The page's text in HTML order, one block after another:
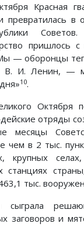
Красная
превратилась
пришлось
— оборонцы
В. И. Ленин, —
10.
Октября
отряды
месяцы
чем в 2 тыс.
крупных
станциях
тыс.
сыграла
заговоров и